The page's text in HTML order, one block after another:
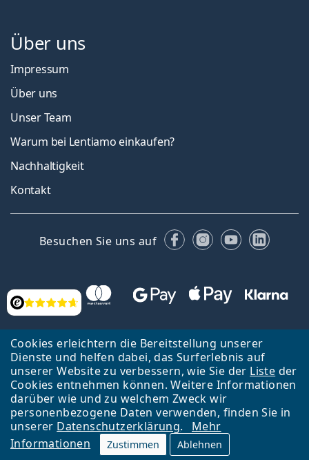
Cookies erleichtern die Bereitstellung unserer
Dienste und helfen dabei, das Surferlebnis auf
unserer Website zu verbessern, wie Sie der Liste der
Cookies entnehmen können. Weitere Informationen
darüber wie und zu welchem Zweck wir
personenbezogene Daten verwenden, finden Sie in
unserer Datenschutzerklärung.
Mehr
Informationen
Zustimmen Ablehnen
Bewertung
Über uns
Impressum
Über uns
Unser Team
Warum bei Lentiamo einkaufen?
Nachhaltigkeit
Kontakt
Besuchen Sie uns auf FacebookInstagram
YouTube
Zurück zur Hauptseite Nach oben
Français
Lentiamo s.r.o., Tschechien ist Eigentümer und Betreiber des Online-
Shops Lentiamo.ch
Seit 18 Jahren sind wir für Sie da.